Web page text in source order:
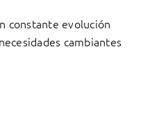
constante evolución
cambiantes